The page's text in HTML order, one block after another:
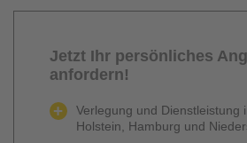
Jetzt Ihr persönliches
anfordern!
Verlegung und Dienstleistung
Holstein, Hamburg und